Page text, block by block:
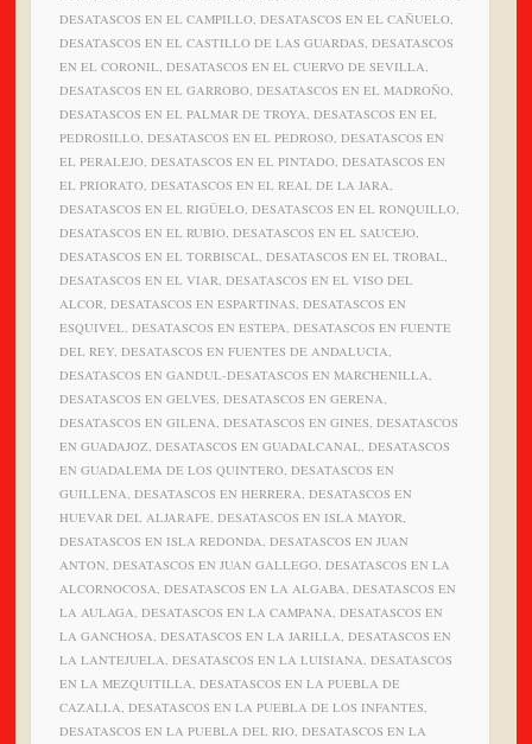
DESATASCOS EN EL CAMPILLO, DESATASCOS EN EL CAÑUELO,
DESATASCOS EN EL CASTILLO DE LAS GUARDAS, DESATASCOS
EN EL CORONIL, DESATASCOS EN EL CUERVO DE SEVILLA,
DESATASCOS EN EL GARROBO, DESATASCOS EN EL MADROÑO,
DESATASCOS EN EL PALMAR DE TROYA, DESATASCOS EN EL
PEDROSILLO, DESATASCOS EN EL PEDROSO, DESATASCOS EN
EL PERALEJO, DESATASCOS EN EL PINTADO, DESATASCOS EN
EL PRIORATO, DESATASCOS EN EL REAL DE LA JARA,
DESATASCOS EN EL RIGÜELO, DESATASCOS EN EL RONQUILLO,
DESATASCOS EN EL RUBIO, DESATASCOS EN EL SAUCEJO,
DESATASCOS EN EL TORBISCAL, DESATASCOS EN EL TROBAL,
DESATASCOS EN EL VIAR, DESATASCOS EN EL VISO DEL
ALCOR, DESATASCOS EN ESPARTINAS, DESATASCOS EN
ESQUIVEL, DESATASCOS EN ESTEPA, DESATASCOS EN FUENTE
DEL REY, DESATASCOS EN FUENTES DE ANDALUCIA,
DESATASCOS EN GANDUL-DESATASCOS EN MARCHENILLA,
DESATASCOS EN GELVES, DESATASCOS EN GERENA,
DESATASCOS EN GILENA, DESATASCOS EN GINES, DESATASCOS
EN GUADAJOZ, DESATASCOS EN GUADALCANAL, DESATASCOS
EN GUADALEMA DE LOS QUINTERO, DESATASCOS EN
GUILLENA, DESATASCOS EN HERRERA, DESATASCOS EN
HUEVAR DEL ALJARAFE, DESATASCOS EN ISLA MAYOR,
DESATASCOS EN ISLA REDONDA, DESATASCOS EN JUAN
ANTON, DESATASCOS EN JUAN GALLEGO, DESATASCOS EN LA
ALCORNOCOSA, DESATASCOS EN LA ALGABA, DESATASCOS EN
LA AULAGA, DESATASCOS EN LA CAMPANA, DESATASCOS EN
LA GANCHOSA, DESATASCOS EN LA JARILLA, DESATASCOS EN
LA LANTEJUELA, DESATASCOS EN LA LUISIANA, DESATASCOS
EN LA MEZQUITILLA, DESATASCOS EN LA PUEBLA DE
CAZALLA, DESATASCOS EN LA PUEBLA DE LOS INFANTES,
DESATASCOS EN LA PUEBLA DEL RIO, DESATASCOS EN LA